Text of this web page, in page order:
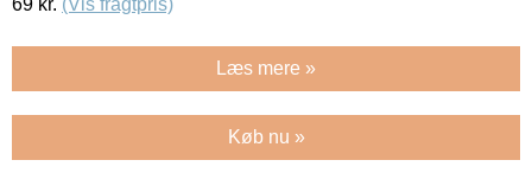
Læs mere »
Køb nu »